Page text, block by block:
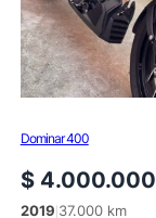
Dominar 400
$4.000.000
2019 37.000 km